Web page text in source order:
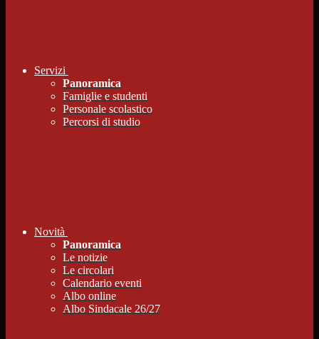
Servizi
Panoramica
Famiglie e studenti
Personale scolastico
Percorsi di studio
Novità
Panoramica
Le notizie
Le circolari
Calendario eventi
Albo online
Albo Sindacale 26/27